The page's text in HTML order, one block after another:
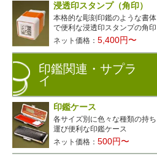
浸透印スタンプ（角印）
本格的な彫刻印鑑のような書体
で便利な浸透印スタンプの角印
ネット価格：5,400円〜
印鑑関連・サプラ
イ
印鑑ケース
各サイズ別に色々な種類の持ち
運び便利な印鑑ケース
ネット価格：500円〜